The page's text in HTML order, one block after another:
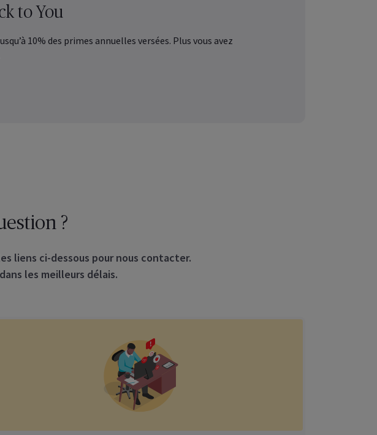
le sans tarder
to You
10% des primes annuelles versées. Plus vous avez
?
liens ci-dessous pour nous contacter.
les meilleurs délais.